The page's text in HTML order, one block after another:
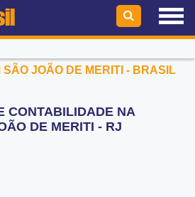
JOÃO DE MERITI - BRASIL
CONTABILIDADE NA
DE MERITI - RJ